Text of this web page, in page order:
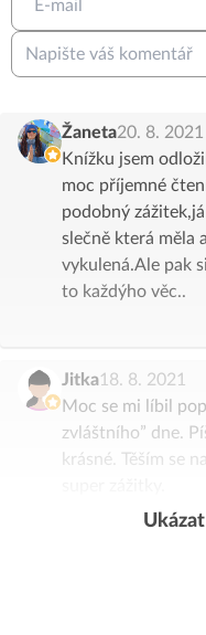
Žaneta20. 8. 2021
Knížku jsem
moc příjemné
podobný
slečně která měla
vykulená.Ale pak
to každýho věc..
Jitka18. 8. 2021
Moc se mi líbil
zvláštního” dne.
krásné. Těším se